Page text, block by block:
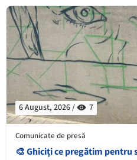
6 August, 2026 / 7
Comunicate de presă
🎨 Ghiciți ce pregătim pentru